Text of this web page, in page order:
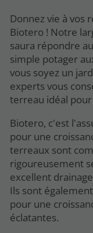
Donnez vie à vos
Biotero ! Notre
saura répondre
simple potager
vous soyez un
experts vous
terreau idéal pour
Biotero, c'est
pour une
terreaux sont
rigoureusement
excellent
Ils sont
pour une
éclatantes.